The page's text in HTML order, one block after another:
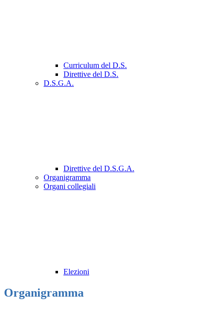
Curriculum del D.S.
Direttive del D.S.
D.S.G.A.
Direttive del D.S.G.A.
Organigramma
Organi collegiali
Elezioni
Organigramma